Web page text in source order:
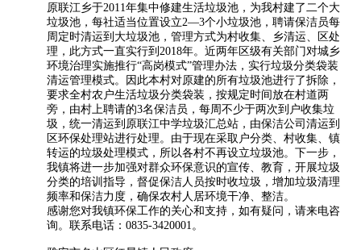
原联江乡于2011年集中修建生活垃圾池，为我村建了二个大
垃圾池，每社适当位置设立2—3个小垃圾池，聘请保洁员每
周定时清运到大垃圾池，管理方式为村收集、乡清运、区处
理，此方式一直实行到2018年。近两年区级有关部门对城乡
环境治理实施推行“高岗模式”管理办法，实行垃圾分类袋装
清运管理模式。因此本村对原建的所有垃圾池进行了拆除，
要求全村农户生活垃圾分类袋装，按规定时间放在村道两
旁，由村上聘请的3名保洁员，每周不少于两次到户收集垃
圾，统一清运到原联江中学垃圾汇总站，由保洁公司清运到
区环保处理站进行处理。由于现在采取户分类、村收集、镇
转运的垃圾处理模式，所以各村不再设立垃圾池。下一步，
我镇将进一步加强对群众环保意识的宣传、教育，开展垃圾
分类的培训指导，督促保洁人员按时收垃圾，增加垃圾清理
频率和保洁力度，确保农村人居环境干净、整洁。
感谢您对我镇环保工作的关心和支持，如有疑问，请来电咨
询。联系电话：0835-3420001。